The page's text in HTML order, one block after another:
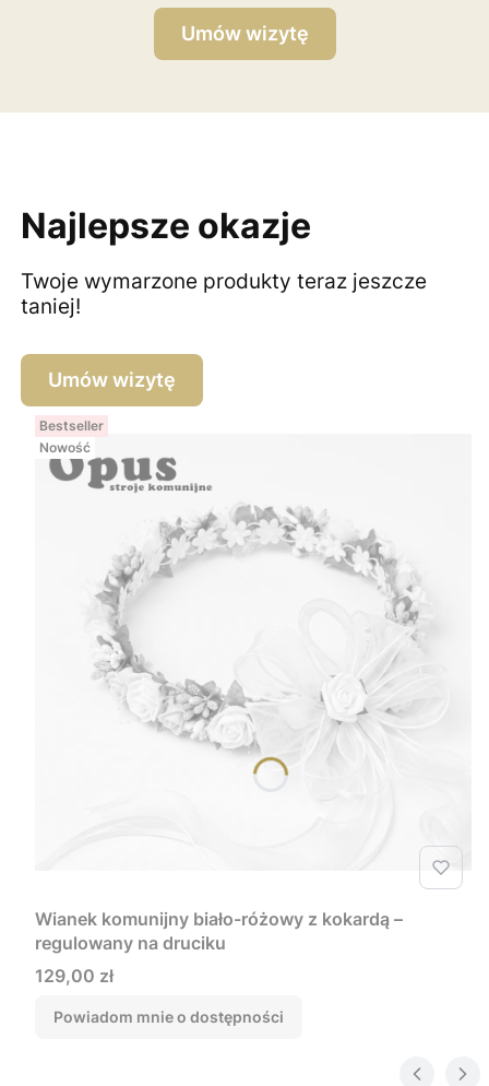
Umów wizytę
Najlepsze okazje
Twoje wymarzone produkty teraz jeszcze
taniej!
Umów wizytę
Bestseller
Nowość
Wianek komunijny biało-różowy z kokardą –
regulowany na druciku
Cena
129,00 zł
Powiadom mnie o dostępności